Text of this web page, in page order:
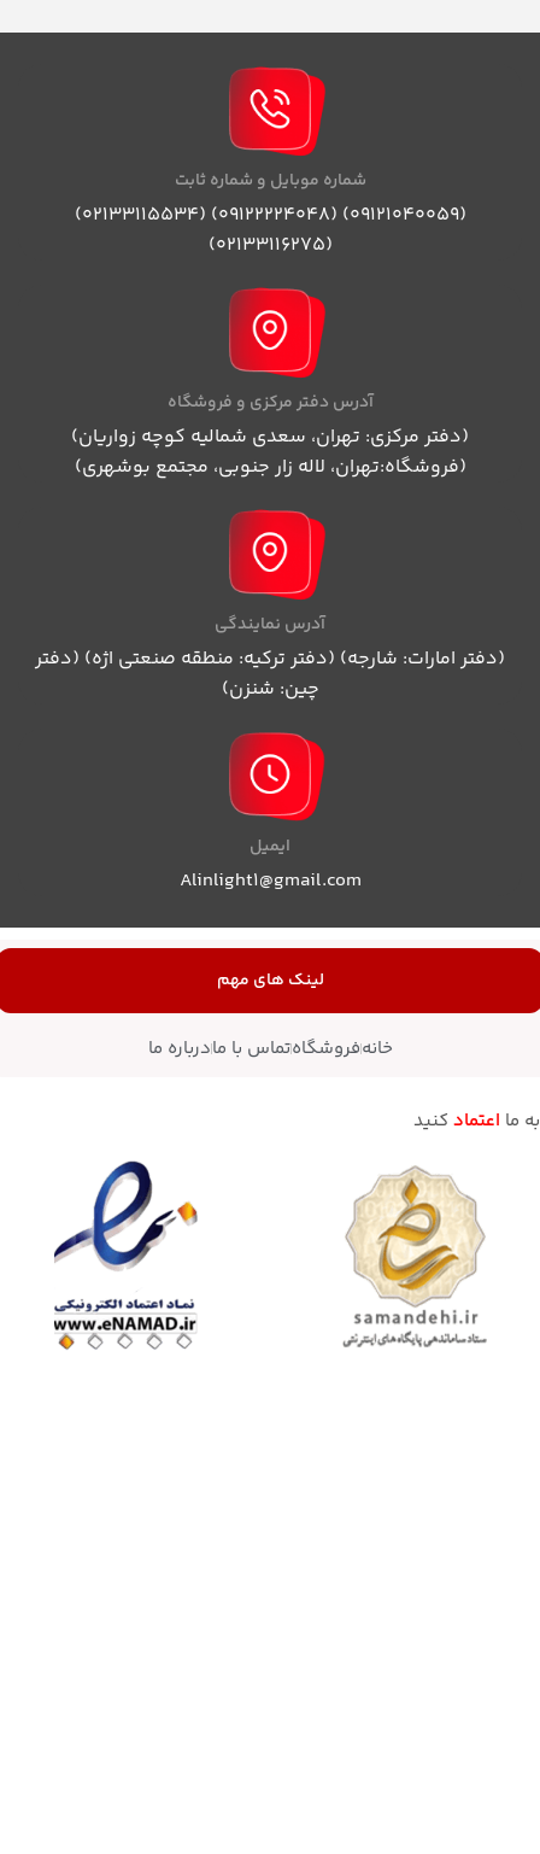
شماره موبایل و شماره ثابت
(09121040059) (09122224048) (02133115534)
(02133116275)
آدرس دفتر مرکزی و فروشگاه
(دفتر مرکزی: تهران، سعدی شمالیه کوچه زواریان)
(فروشگاه:تهران، لاله زار جنوبی، مجتمع بوشهری)
آدرس نمایندگی
(دفتر امارات: شارجه) (دفتر ترکیه: منطقه صنعتی اژه) (دفتر
چین: شنزن)
ایمیل
Alinlight1@gmail.com
لینک های مهم
خانهفروشگاهتماس با مادرباره ما
به ما اعتماد کنید